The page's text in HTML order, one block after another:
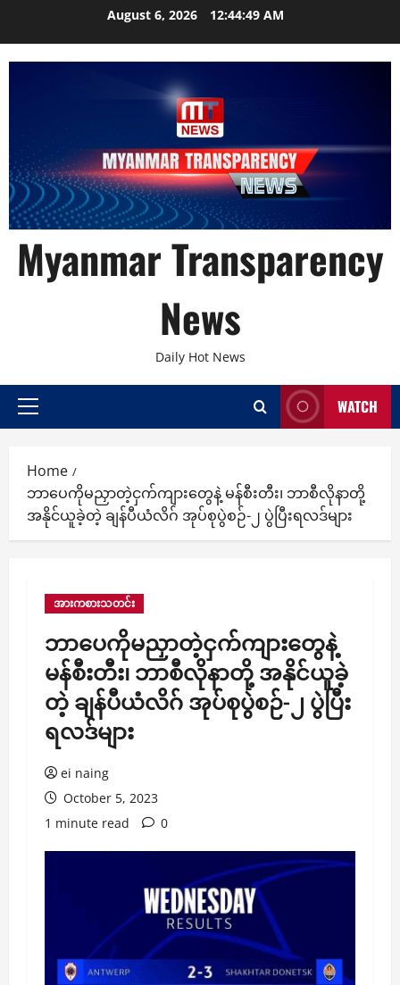
August 6, 2026 12:44:50 AM
Myanmar Transparency
News
Daily Hot News
Primary
WATCH
Home
ဘာပေကိုမညှာတဲ့ငှက်ကျားတွေနဲ့ မန်စီးတီး၊ ဘာစီလိုနာတို့
အနိုင်ယူခဲ့တဲ့ ချန်ပီယံလိဂ် အုပ်စုပွဲစဉ်-၂ ပွဲပြီးရလဒ်များ
အားကစားသတင်း
ဘာပေကိုမညှာတဲ့ငှက်ကျားတွေနဲ့
မန်စီးတီး၊ ဘာစီလိုနာတို့ အနိုင်ယူခဲ့
တဲ့ ချန်ပီယံလိဂ် အုပ်စုပွဲစဉ်-၂ ပွဲပြီး
ရလဒ်များ
ei naing
October 5, 2023
1 minute read
0